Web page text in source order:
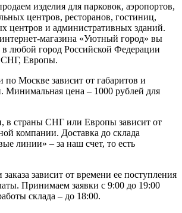
изделия для парковок, аэропортов,
центров, ресторанов, гостиниц,
центров и административных зданий.
интернет-магазина «Уютный город» вы
в любой город Российской Федерации
СНГ, Европы.
по Москве зависит от габаритов и
Минимальная цена – 1000 рублей для
в страны СНГ или Европы зависит от
компании. Доставка до склада
линии» – за наш счет, то есть
зависит от времени ее поступления
Принимаем заявки с 9:00 до 19:00
склада – до 18:00.